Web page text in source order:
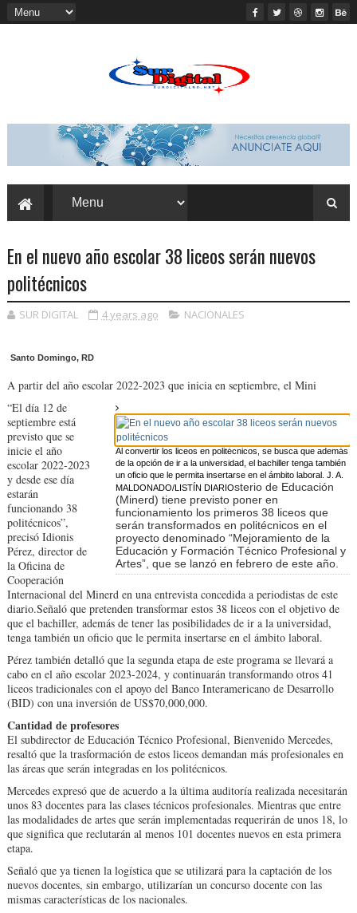
En el nuevo año escolar 38 liceos serán nuevos
politécnicos
SUR DIGITAL 4 years ago NACIONALES
Santo Domingo, RD
A partir del año escolar 2022-2023 que inicia en septiembre, el Mini
Al convertir los liceos en politécnicos, se busca que además
de la opción de ir a la universidad, el bachiller tenga también
un oficio que le permita insertarse en el ámbito laboral. J. A.
MALDONADO/LISTÍN DIARIOsterio de Educación
(Minerd) tiene previsto poner en
funcionamiento los primeros 38 liceos que
serán transformados en politécnicos en el
proyecto denominado “Mejoramiento de la
Educación y Formación Técnico Profesional y
Artes”, que se lanzó en febrero de este año.
“El día 12 de
septiembre está
previsto que se
inicie el año
escolar 2022-2023
y desde ese día
estarán
funcionando 38
politécnicos”,
precisó Idionis
Pérez, director de
la Oficina de
Cooperación
Internacional del Minerd en una entrevista concedida a periodistas de este
diario.Señaló que pretenden transformar estos 38 liceos con el objetivo de
que el bachiller, además de tener las posibilidades de ir a la universidad,
tenga también un oficio que le permita insertarse en el ámbito laboral.
Pérez también detalló que la segunda etapa de este programa se llevará a
cabo en el año escolar 2023-2024, y continuarán transformando otros 41
liceos tradicionales con el apoyo del Banco Interamericano de Desarrollo
(BID) con una inversión de US$70,000,000.
Cantidad de profesores
El subdirector de Educación Técnico Profesional, Bienvenido Mercedes,
resaltó que la trasformación de estos liceos demandan más profesionales en
las áreas que serán integradas en los politécnicos.
Mercedes expresó que de acuerdo a la última auditoría realizada necesitarán
unos 83 docentes para las clases técnicos profesionales. Mientras que entre
las modalidades de artes que serán implementadas requerirán de unos 18, lo
que significa que reclutarán al menos 101 docentes nuevos en esta primera
etapa.
Señaló que ya tienen la logística que se utilizará para la captación de los
nuevos docentes, sin embargo, utilizarían un concurso docente con las
mismas características de los nacionales.